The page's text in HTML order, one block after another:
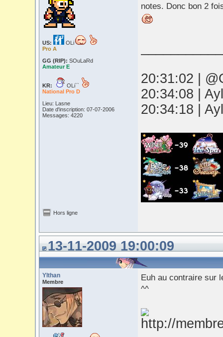
US:
OLi
Pro A
GG (RIP): SOuLaRd
Amateur E
KR:
OLi``
National Pro D
Lieu: Lasne
Date d'inscription: 07-07-2006
Messages: 4220
notes. Donc bon 2
20:31:02 |
20:34:08 |
20:34:18 |
Hors ligne
13-11-2009 19:00:09
Ylthan
Membre
Euh au contraire sur
^^